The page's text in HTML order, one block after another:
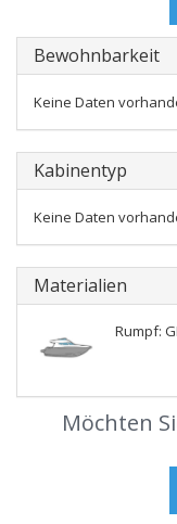
Bewohnbarkeit
Keine Daten
Kabinentyp
Keine Daten
Materialien
Rumpf:
Möchten